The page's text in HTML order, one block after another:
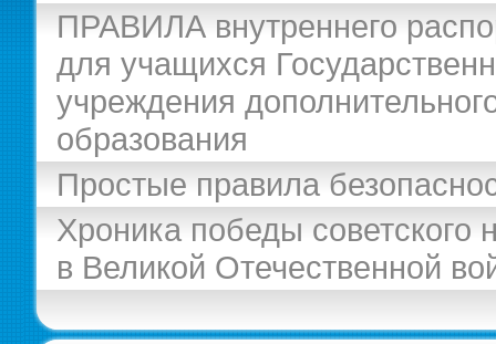
ПРАВИЛА внутреннего
для учащихся
учреждения
образования
Простые правила
Хроника победы советского
в Великой Отечественной